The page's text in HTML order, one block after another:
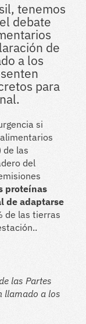
tenemos
debate
de
a los
para
si
de las
del
proteínas
de adaptarse
de las tierras
.
las Partes
llamado a los